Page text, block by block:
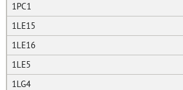
1PC1
1LE15
1LE16
1LE5
1LG4